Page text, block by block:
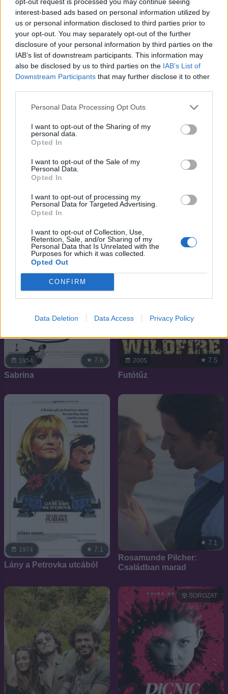
interest-based ads based on personal information utilized by
us or personal information disclosed to third parties prior to
your opt-out. You may separately opt-out of the further
disclosure of your personal information by third parties on the
IAB’s list of downstream participants. This information may
also be disclosed by us to third parties on the IAB’s List of
Downstream Participants that may further disclose it to other
Personal Data Processing Opt Outs
I want to opt-out of the Sharing of my
personal data.
Opted In
I want to opt-out of the Sale of my
Personal Data.
Opted In
I want to opt-out of processing my
Personal Data for Targeted Advertising.
Opted In
I want to opt-out of Collection, Use,
Retention, Sale, and/or Sharing of my
Personal Data that Is Unrelated with the
Purposes for which it was collected.
Opted Out
CONFIRM
Data Deletion Data Access Privacy Policy
2025
Főzőklub - A második
2019
SOROZAT
1954 7.6
Sabrina
2005 7.5
Futótűz
1974 7.1
Lány a Petrovka utcából
7.1
Rosamunde Pilcher:
Családban marad
SOROZAT